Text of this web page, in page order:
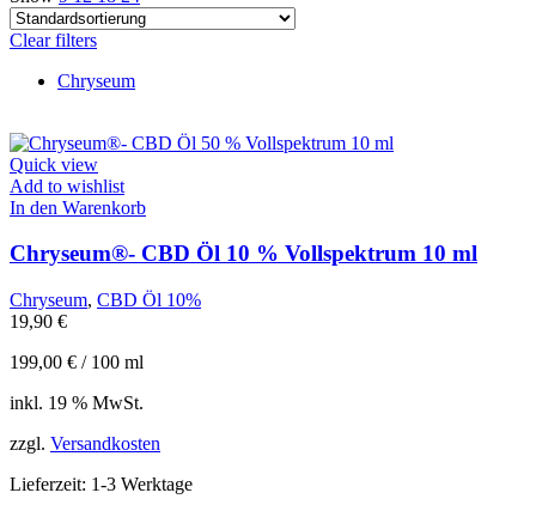
Clear filters
Chryseum
Quick view
Add to wishlist
In den Warenkorb
Chryseum®- CBD Öl 10 % Vollspektrum 10 ml
Chryseum, CBD Öl 10%
19,90 €
199,00 € / 100 ml
inkl. 19 % MwSt.
zzgl. Versandkosten
Lieferzeit: 1-3 Werktage